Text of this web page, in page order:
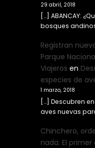
29 abril, 2018
[…] ABANCAY:
bosques
Registran
Parque
Viajeros en
especies de
1 marzo, 2018
[…] Descubren
aves nuevas
Chinchero,
nada. El